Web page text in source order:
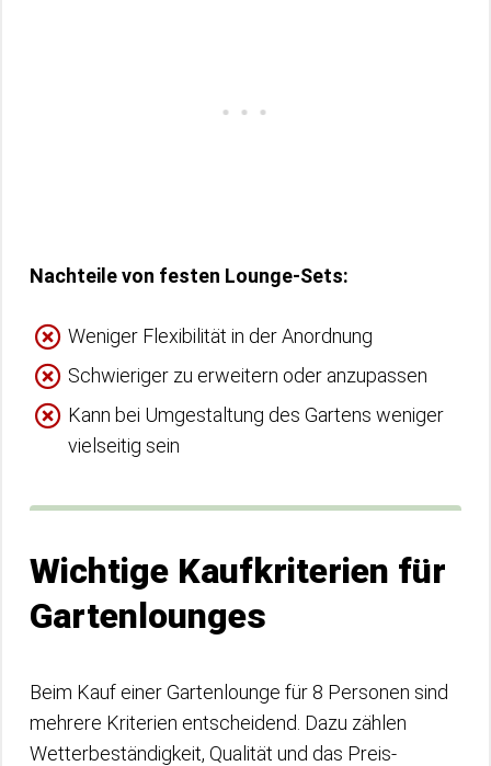
Nachteile von festen Lounge-Sets:
Weniger Flexibilität in der Anordnung
Schwieriger zu erweitern oder anzupassen
Kann bei Umgestaltung des Gartens weniger
vielseitig sein
Wichtige Kaufkriterien für
Gartenlounges
Beim Kauf einer Gartenlounge für 8 Personen sind
mehrere Kriterien entscheidend. Dazu zählen
Wetterbeständigkeit, Qualität und das Preis-